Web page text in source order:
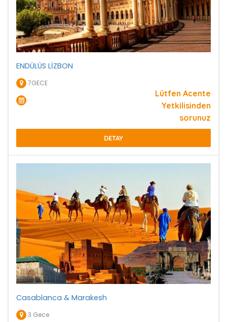
ENDÜLÜS LİZBON
7GECE
Lütfen Acente
Yetkilisinden
sorunuz
DETAY
Casablanca & Marakesh
3 Gece